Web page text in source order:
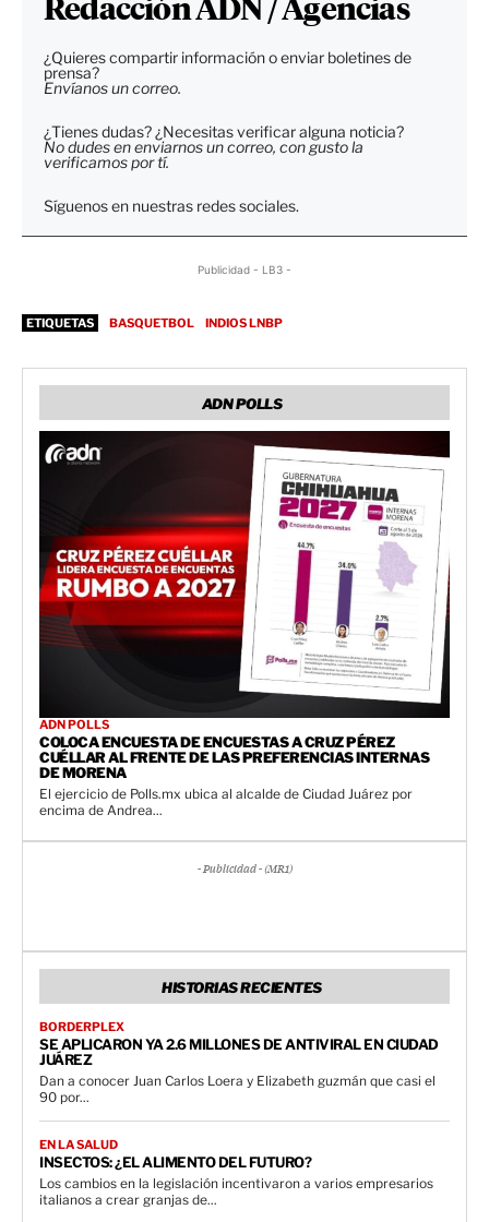
Redacción ADN / Agencias
¿Quieres compartir información o enviar boletines de
prensa?
Envíanos un correo.
¿Tienes dudas? ¿Necesitas verificar alguna noticia?
No dudes en enviarnos un correo, con gusto la
verificamos por tí.
Síguenos en nuestras redes sociales.
Publicidad - LB3 -
ETIQUETAS BASQUETBOL INDIOS LNBP
ADN POLLS
ADN POLLS
COLOCA ENCUESTA DE ENCUESTAS A CRUZ PÉREZ
CUÉLLAR AL FRENTE DE LAS PREFERENCIAS INTERNAS
DE MORENA
El ejercicio de Polls.mx ubica al alcalde de Ciudad Juárez por
encima de Andrea...
- Publicidad - (MR1)
HISTORIAS RECIENTES
BORDERPLEX
SE APLICARON YA 2.6 MILLONES DE ANTIVIRAL EN CIUDAD
JUÁREZ
Dan a conocer Juan Carlos Loera y Elizabeth guzmán que casi el
90 por...
EN LA SALUD
INSECTOS: ¿EL ALIMENTO DEL FUTURO?
Los cambios en la legislación incentivaron a varios empresarios
italianos a crear granjas de...